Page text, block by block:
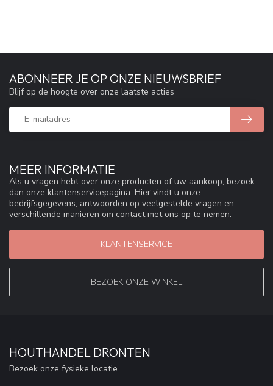
MEER INFORMATIE
Als u vragen hebt over onze producten of uw aankoop, bezoek
dan onze klantenservicepagina. Hier vindt u onze
bedrijfsgegevens, antwoorden op veelgestelde vragen en
verschillende manieren om contact met ons op te nemen.
KLANTENSERVICE
BEZOEK ONZE WINKEL
ABONNEER JE OP ONZE NIEUWSBRIEF
Blijf op de hoogte over onze laatste acties
HOUTHANDEL DRONTEN
Bezoek onze fysieke locatie